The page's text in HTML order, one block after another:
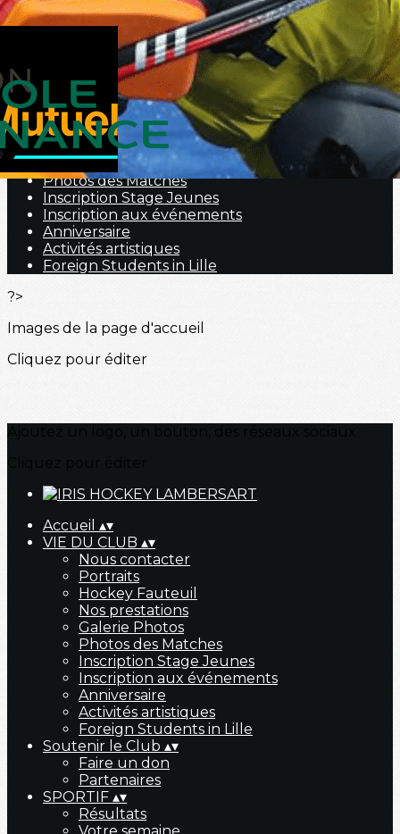
Menu
>
Nous contacter
Portraits
Hockey Fauteuil
Nos prestations
Galerie Photos
Photos des Matches
Inscription Stage Jeunes
Inscription aux événements
Anniversaire
Activités artistiques
Foreign Students in Lille
?>
Images de la page d'accueil
Cliquez pour éditer
Accueil ▴▾
VIE DU CLUB ▴▾
Nous contacter
Portraits
Hockey Fauteuil
Nos prestations
Galerie Photos
Photos des Matches
Inscription Stage Jeunes
Inscription aux événements
Anniversaire
Activités artistiques
Foreign Students in Lille
Soutenir le Club ▴▾
Faire un don
Partenaires
SPORTIF ▴▾
Résultats